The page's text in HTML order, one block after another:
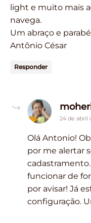
light e muito mais
navega.
Um abraço e
Antônio César
Responder
24 de abril
Olá Antonio!
por me alertar
funcionar de
por avisar! Já
configuração.